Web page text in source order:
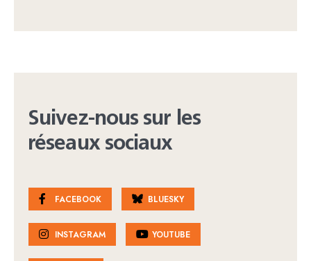
Suivez-nous sur les
réseaux sociaux
FACEBOOK BLUESKY
INSTAGRAM YOUTUBE